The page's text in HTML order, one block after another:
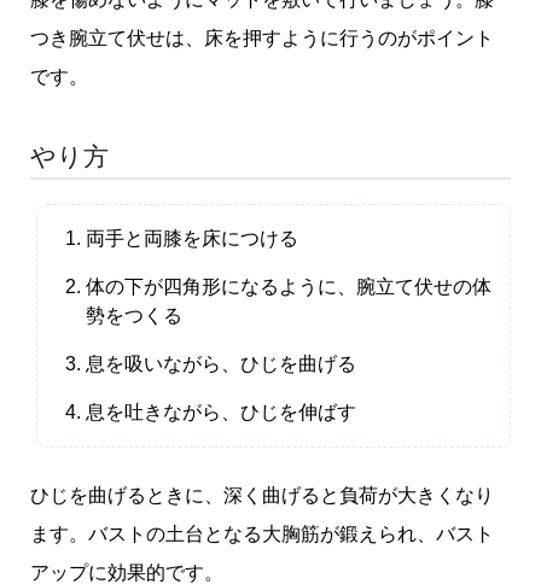
つき腕立て伏せは、床を押すように行うのがポイント
です。
やり方
両手と両膝を床につける
体の下が四角形になるように、腕立て伏せの体
勢をつくる
息を吸いながら、ひじを曲げる
息を吐きながら、ひじを伸ばす
ひじを曲げるときに、深く曲げると負荷が大きくなり
ます。バストの土台となる大胸筋が鍛えられ、バスト
アップに効果的です。